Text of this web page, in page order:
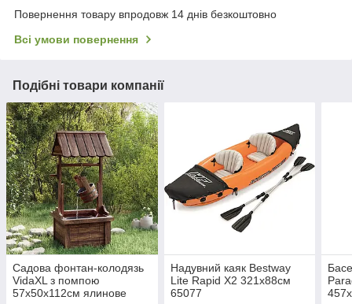
Повернення товару впродовж 14 днів безкоштовно
Всі умови повернення
Подібні товари компанії
Садова фонтан-колодязь
VidaXL з помпою
57x50x112см ялинове
Надувний каяк Bestway
Lite Rapid X2 321x88см
65077